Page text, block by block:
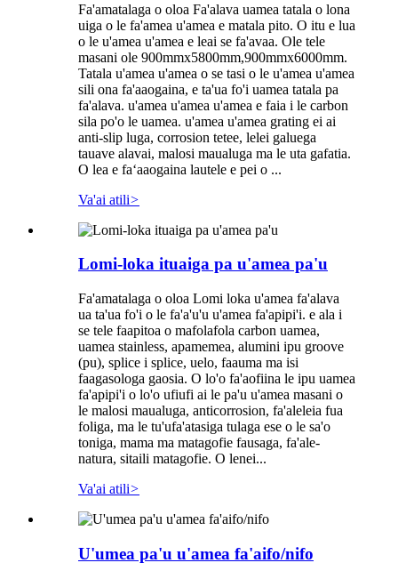
Fa'amatalaga o oloa Fa'alava uamea tatala o lona
uiga o le fa'amea u'amea e matala pito. O itu e lua
o le u'amea u'amea e leai se fa'avaa. Ole tele
masani ole 900mmx5800mm,900mmx6000mm.
Tatala u'amea u'amea o se tasi o le u'amea u'amea
sili ona fa'aaogaina, e ta'ua fo'i uamea tatala pa
fa'alava. u'amea u'amea u'amea e faia i le carbon
sila po'o le uamea. u'amea u'amea grating ei ai
anti-slip luga, corrosion tetee, lelei galuega
tauave alavai, malosi maualuga ma le uta gafatia.
O lea e faʻaaogaina lautele e pei o ...
Va'ai atili>
Lomi-loka ituaiga pa u'amea pa'u
Fa'amatalaga o oloa Lomi loka u'amea fa'alava
ua ta'ua fo'i o le fa'a'u'u u'amea fa'apipi'i. e ala i
se tele faapitoa o mafolafola carbon uamea,
uamea stainless, apamemea, alumini ipu groove
(pu), splice i splice, uelo, faauma ma isi
faagasologa gaosia. O lo'o fa'aofiina le ipu uamea
fa'apipi'i o lo'o ufiufi ai le pa'u u'amea masani o
le malosi maualuga, anticorrosion, fa'aleleia fua
foliga, ma le tu'ufa'atasiga tulaga ese o le sa'o
toniga, mama ma matagofie fausaga, fa'ale-
natura, sitaili matagofie. O lenei...
Va'ai atili>
U'umea pa'u u'amea fa'aifo/nifo